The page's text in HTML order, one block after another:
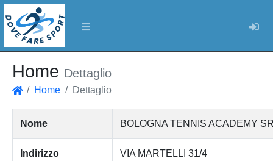
Home Dettaglio
Home Dettaglio
Nome BOLOGNA TENNIS ACADEMY
Indirizzo VIA MARTELLI 31/4